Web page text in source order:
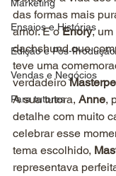
Marketing
Ensaios e Histórias
Edição e Pós-Produção
Vendas e Negócios
Para tutores
das formas mais
amor. E o Enory,
dachshund que
teve uma
verdadeiro
A sua tutora, Anne,
detalhe com muito
celebrar esse
tema escolhido,
representava